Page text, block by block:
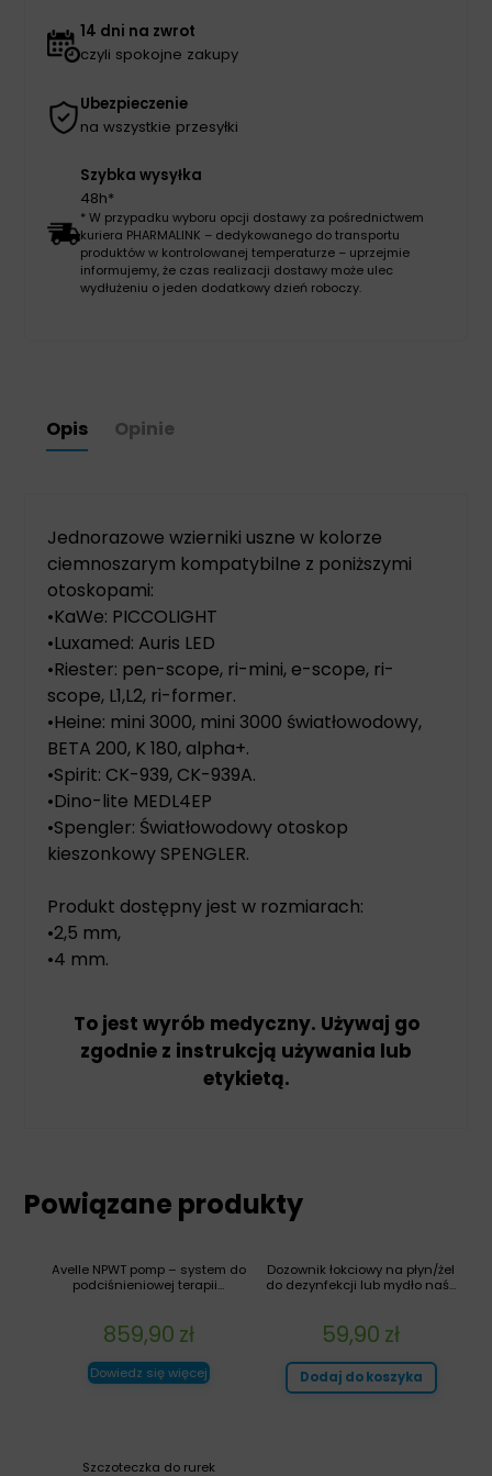
14 dni na zwrot
czyli spokojne zakupy
Ubezpieczenie
na wszystkie przesyłki
Szybka wysyłka
48h*
* W przypadku wyboru opcji dostawy za pośrednictwem
kuriera PHARMALINK – dedykowanego do transportu
produktów w kontrolowanej temperaturze – uprzejmie
informujemy, że czas realizacji dostawy może ulec
wydłużeniu o jeden dodatkowy dzień roboczy.
Opis Opinie
Jednorazowe wzierniki uszne w kolorze
ciemnoszarym kompatybilne z poniższymi
otoskopami:
•KaWe: PICCOLIGHT
•Luxamed: Auris LED
•Riester: pen-scope, ri-mini, e-scope, ri-
scope, L1,L2, ri-former.
•Heine: mini 3000, mini 3000 światłowodowy,
BETA 200, K 180, alpha+.
•Spirit: CK-939, CK-939A.
•Dino-lite MEDL4EP
•Spengler: Światłowodowy otoskop
kieszonkowy SPENGLER.
Produkt dostępny jest w rozmiarach:
•2,5 mm,
•4 mm.
To jest wyrób medyczny. Używaj go
zgodnie z instrukcją używania lub
etykietą.
Powiązane produkty
Dozownik łokciowy na płyn/żel
do dezynfekcji lub mydło naś...
59,90 zł
Dodaj do koszyka
Avelle NPWT pomp – system do
podciśnieniowej terapii...
859,90 zł
Dowiedz się więcej
Szczoteczka do rurek